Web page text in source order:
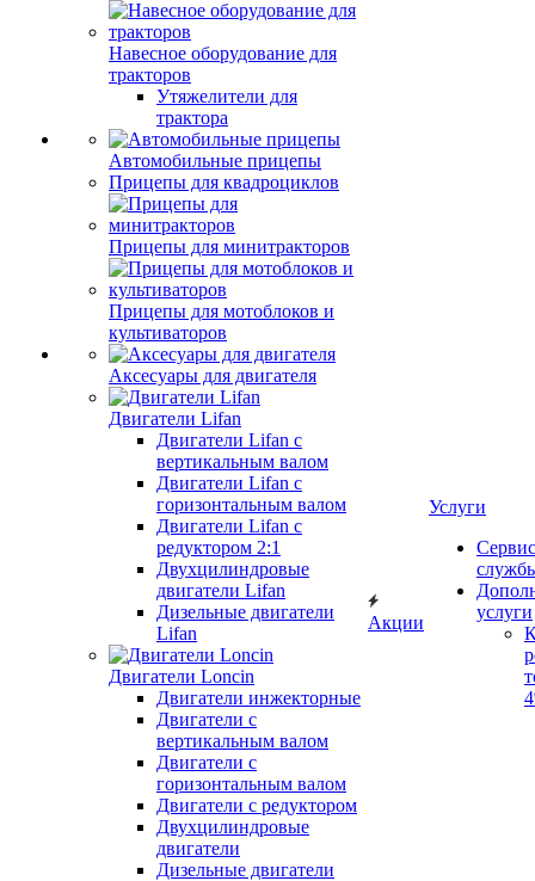
Навесное оборудование для
тракторов
Утяжелители для
трактора
Автомобильные прицепы
Прицепы для квадроциклов
Прицепы для минитракторов
Прицепы для мотоблоков и
культиваторов
Аксесуары для двигателя
Двигатели Lifan
Двигатели Lifan с
вертикальным валом
Двигатели Lifan с
горизонтальным валом
Двигатели Lifan с
редуктором 2:1
Двухцилиндровые
двигатели Lifan
Дизельные двигатели
Lifan
Двигатели Loncin
Двигатели инжекторные
Двигатели с
вертикальным валом
Двигатели с
горизонтальным валом
Двигатели с редуктором
Двухцилиндровые
двигатели
Дизельные двигатели
Акции
Услуги
услуги